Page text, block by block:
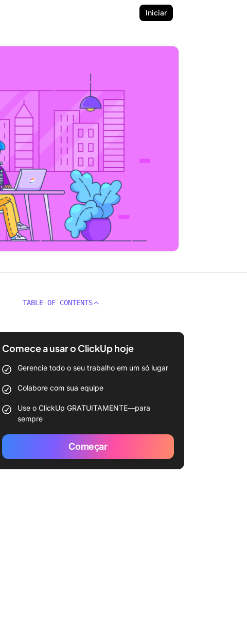
Iniciar
TABLE OF CONTENTS
Comece a usar o ClickUp hoje
Gerencie todo o seu trabalho em um só lugar
Colabore com sua equipe
Use o ClickUp GRATUITAMENTE—para
sempre
Começar